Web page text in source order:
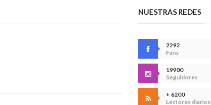
NUESTRAS REDES
2292
Fans
19900
Seguidores
+ 6200
Lectores diarios